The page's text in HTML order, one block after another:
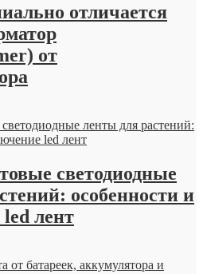
отличается
от
светодиодные
особенности и
лент